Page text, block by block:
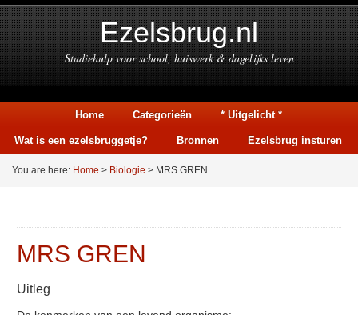
Ezelsbrug.nl
Studiehulp voor school, huiswerk & dagelijks leven
Home Categorieën * Uitgelicht *
Wat is een ezelsbruggetje? Bronnen Ezelsbrug insturen
You are here: Home > Biologie > MRS GREN
MRS GREN
Uitleg